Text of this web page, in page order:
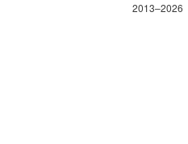
2013–2026